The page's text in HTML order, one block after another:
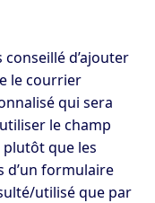
conseillé d’ajouter
le courrier
qui sera
le champ
plutôt que les
d’un formulaire
utilisé que par